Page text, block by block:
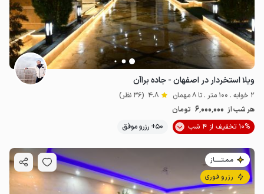
ویلا استخردار در اصفهان - جاده براآن
2 خوابه . 100 متر . تا 8 مهمان 4.8 (36 نظر)
هر شب از 6٬000٬000 تومان
10% تخفیف از 4 شب
50+ رزرو موفق
مـمـتــــــاز
رزرو فوری